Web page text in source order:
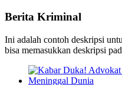
Berita Kriminal
Ini adalah contoh deskripsi
bisa memasukkan deskripsi